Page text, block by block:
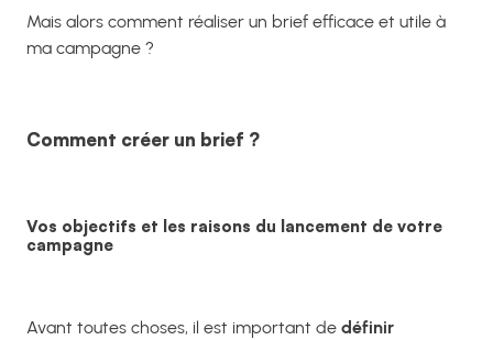
Mais alors comment réaliser un brief efficace et utile à
ma campagne ?
Comment créer un brief ?
Vos objectifs et les raisons du lancement de votre
campagne
Avant toutes choses, il est important de définir